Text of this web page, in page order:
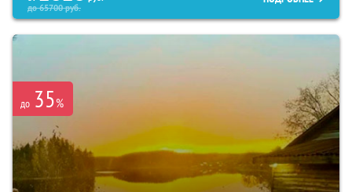
до65700руб.
до 35%